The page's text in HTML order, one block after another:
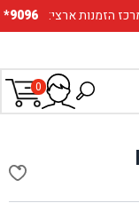
*9096 הזמנות ארצי
0